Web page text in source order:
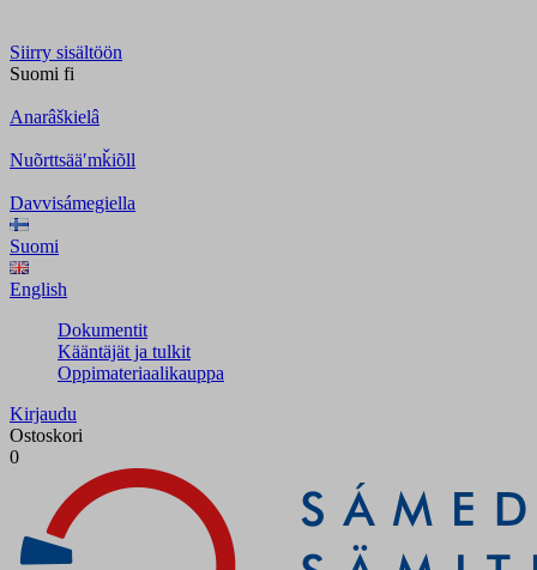
Siirry sisältöön
Suomi fi
Anarâškielâ
Nuõrttsääʹmǩiõll
Davvisámegiella
Suomi
English
Dokumentit
Kääntäjät ja tulkit
Oppimateriaalikauppa
Kirjaudu
Ostoskori
0